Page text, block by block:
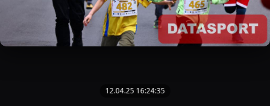
12.04.25 16:24:35